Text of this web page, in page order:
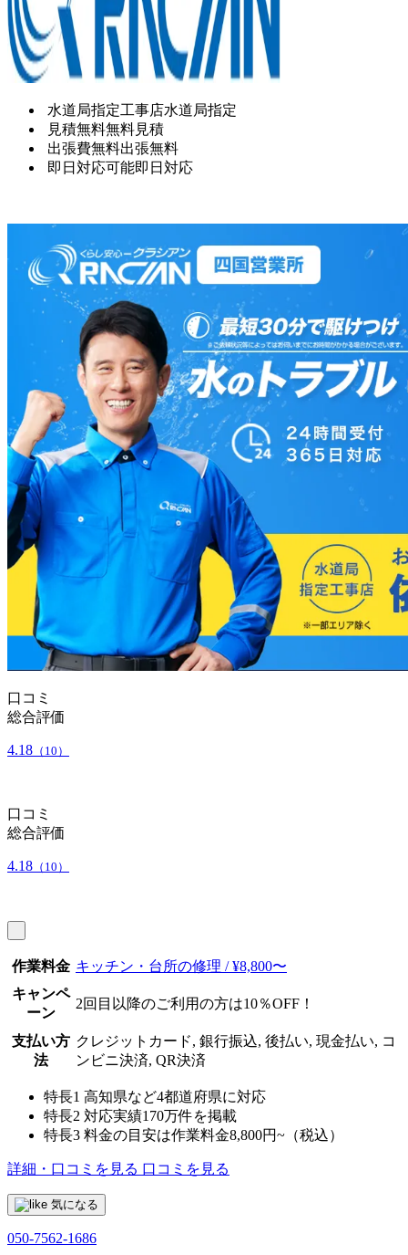
水道局指定工事店水道局指定
見積無料無料見積
出張費無料出張無料
即日対応可能即日対応
口コミ
総合評価
4.18 （10）
口コミ
総合評価
4.18 （10）
作業料金 キッチン・台所の修理 / ¥8,800〜
キャンペ
ーン
2回目以降のご利用の方は10％OFF！
支払い方
法
クレジットカード, 銀行振込, 後払い, 現金払い, コ
ンビニ決済, QR決済
特長1 高知県など4都道府県に対応
特長2 対応実績170万件を掲載
特長3 料金の目安は作業料金8,800円~（税込）
詳細・口コミを見る 口コミを見る
気になる
050-7562-1686